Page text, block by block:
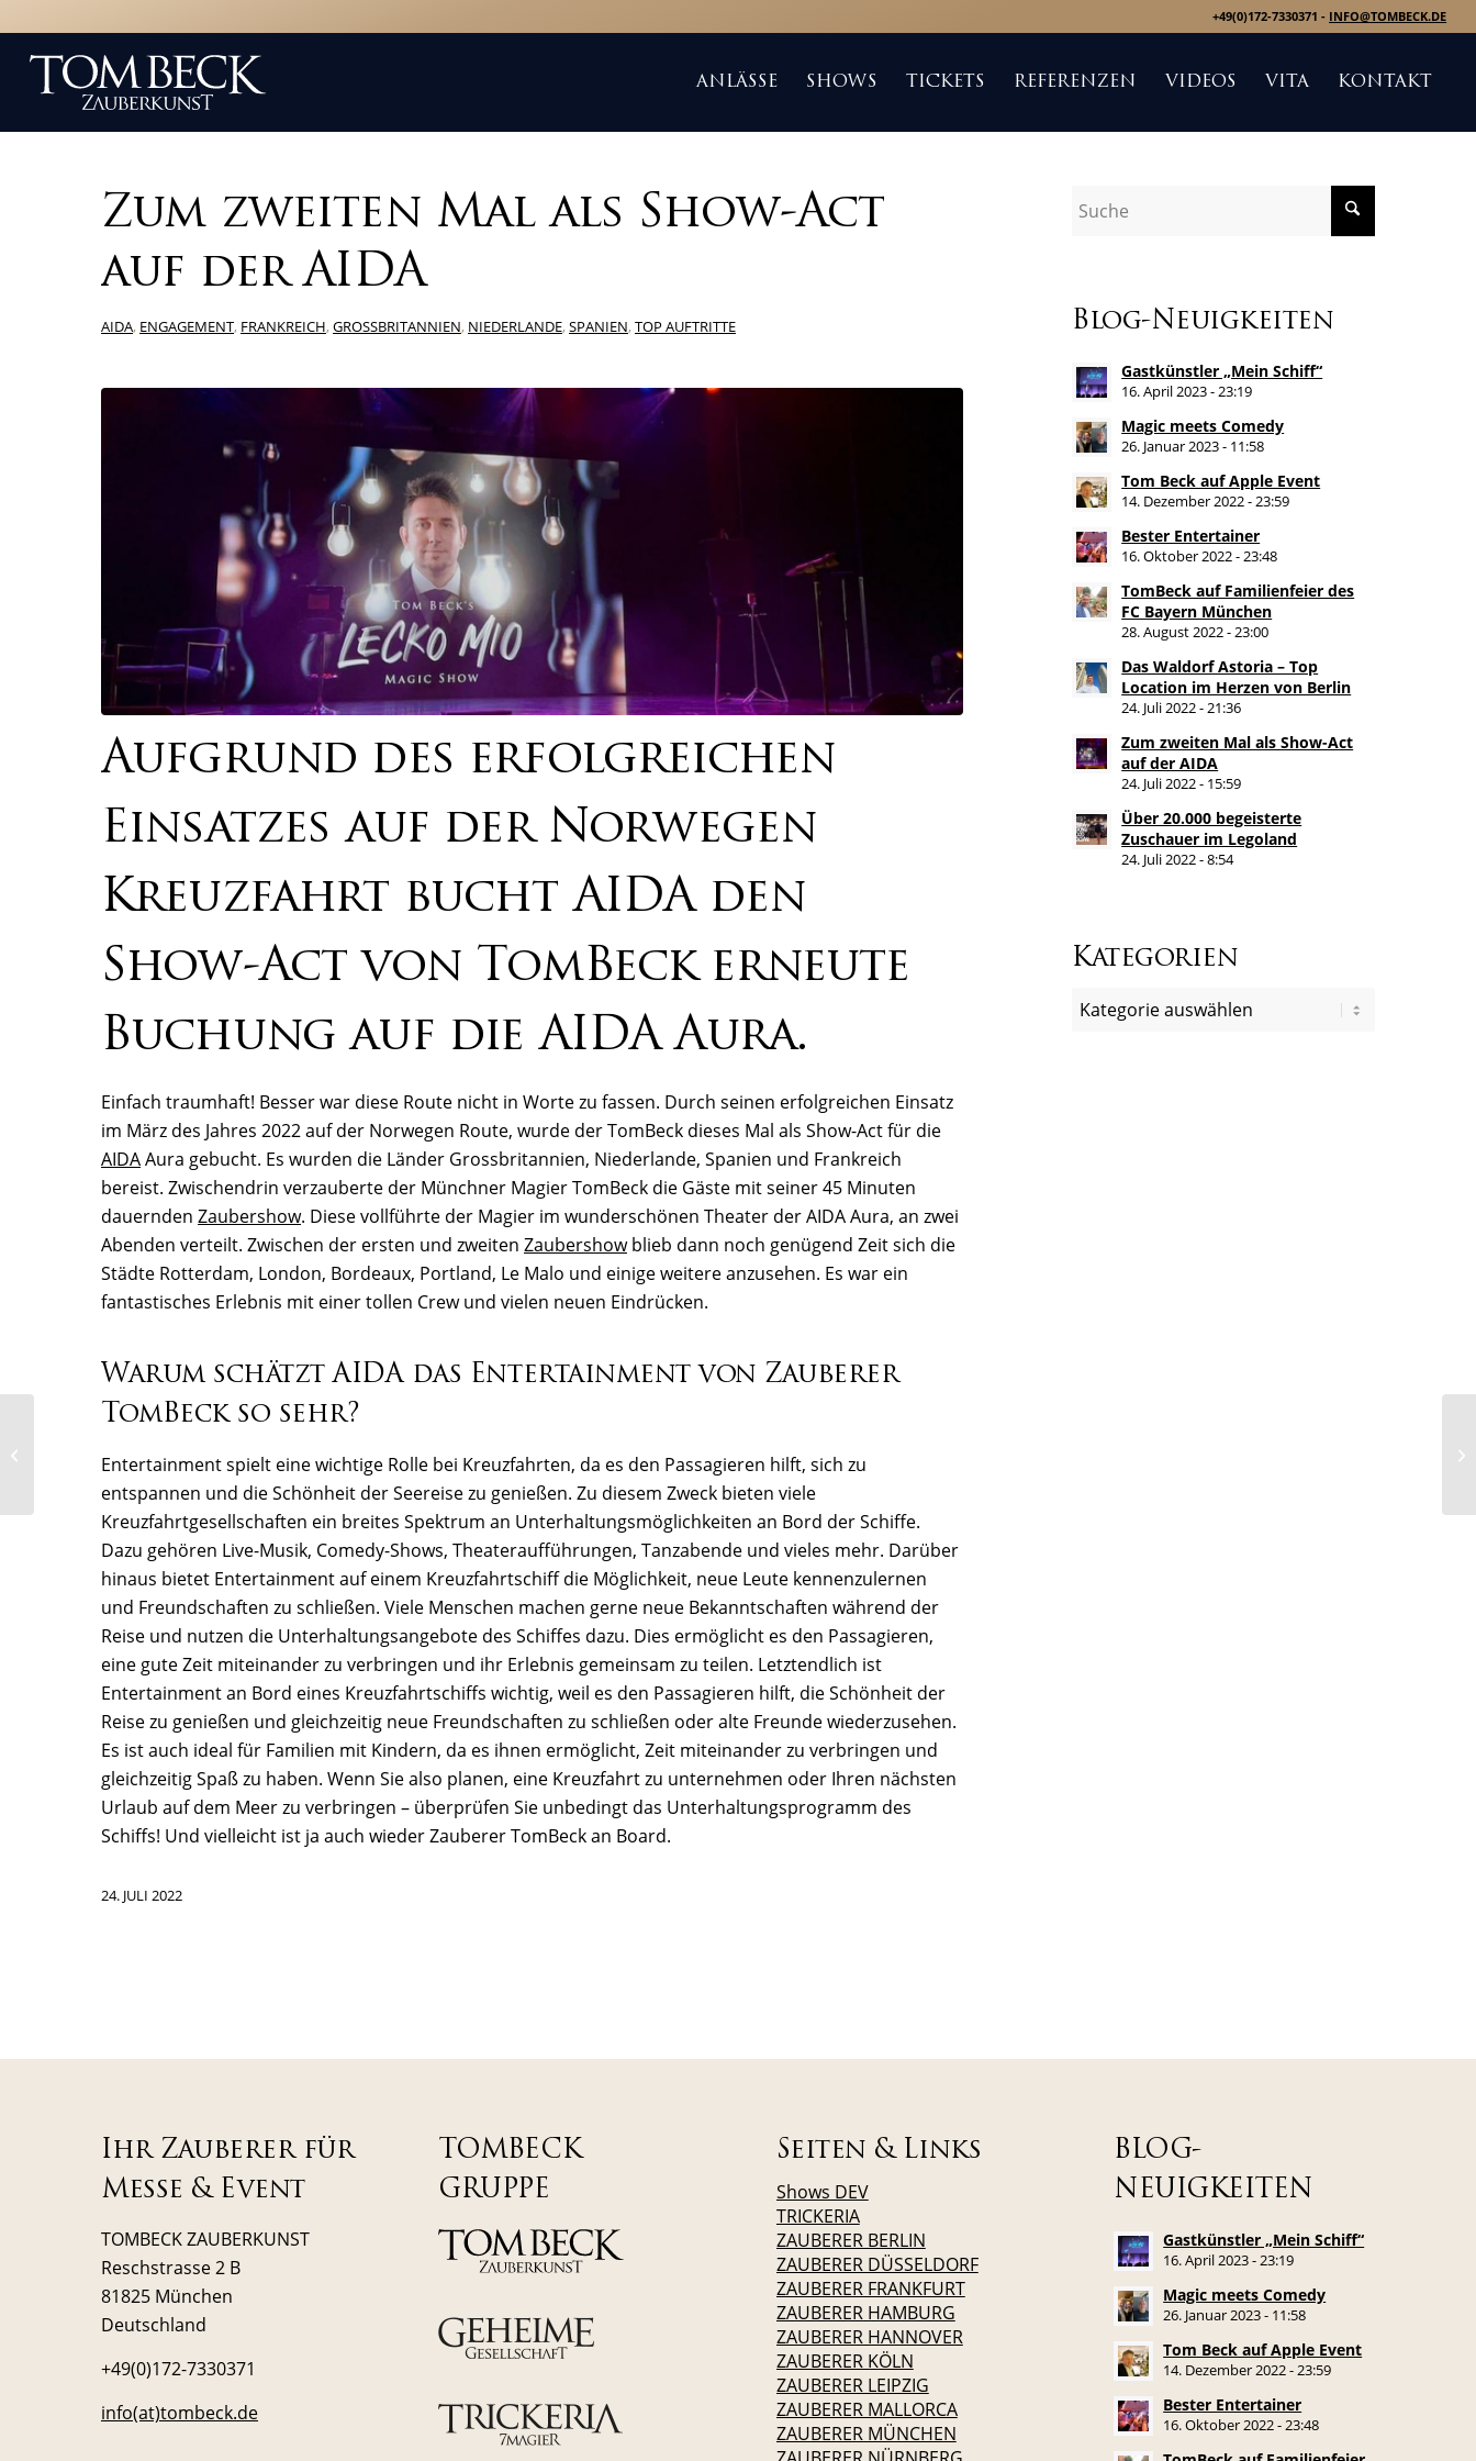
+49(0)172-7330371 - INFO@TOMBECK.DE
ANLÄSSE SHOWS TICKETS REFERENZEN VIDEOS VITA KONTAKT
Zum zweiten Mal als Show-Act
auf der AIDA
AIDA, ENGAGEMENT, FRANKREICH,GROSSBRITANNIEN, NIEDERLANDE,SPANIEN,TOP AUFTRITTE
Aufgrund des erfolgreichen
Einsatzes auf der Norwegen
Kreuzfahrt bucht AIDA den
Show-Act von TomBeck erneute
Buchung auf die AIDA Aura.
Einfach traumhaft! Besser war diese Route nicht in Worte zu fassen. Durch seinen erfolgreichen Einsatz
im März des Jahres 2022 auf der Norwegen Route, wurde der TomBeck dieses Mal als Show-Act für die
AIDAAura gebucht. Es wurden die Länder Grossbritannien, Niederlande, Spanien und Frankreich
bereist. Zwischendrin verzauberte der Münchner Magier TomBeck die Gäste mit seiner 45 Minuten
dauernden Zaubershow. Diese vollführte der Magier im wunderschönen Theater der AIDA Aura, an zwei
Abenden verteilt. Zwischen der ersten und zweiten Zaubershowblieb dann noch genügend Zeit sich die
Städte Rotterdam, London, Bordeaux, Portland, Le Malo und einige weitere anzusehen. Es war ein
fantastisches Erlebnis mit einer tollen Crew und vielen neuen Eindrücken.
Warum schätzt AIDA das Entertainment von Zauberer
TomBeck so sehr?
Entertainment spielt eine wichtige Rolle bei Kreuzfahrten, da es den Passagieren hilft, sich zu
entspannen und die Schönheit der Seereise zu genießen. Zu diesem Zweck bieten viele
Kreuzfahrtgesellschaften ein breites Spektrum an Unterhaltungsmöglichkeiten an Bord der Schiffe.
Dazu gehören Live-Musik, Comedy-Shows, Theateraufführungen, Tanzabende und vieles mehr. Darüber
hinaus bietet Entertainment auf einem Kreuzfahrtschiff die Möglichkeit, neue Leute kennenzulernen
und Freundschaften zu schließen. Viele Menschen machen gerne neue Bekanntschaften während der
Reise und nutzen die Unterhaltungsangebote des Schiffes dazu. Dies ermöglicht es den Passagieren,
eine gute Zeit miteinander zu verbringen und ihr Erlebnis gemeinsam zu teilen. Letztendlich ist
Entertainment an Bord eines Kreuzfahrtschiffs wichtig, weil es den Passagieren hilft, die Schönheit der
Reise zu genießen und gleichzeitig neue Freundschaften zu schließen oder alte Freunde wiederzusehen.
Es ist auch ideal für Familien mit Kindern, da es ihnen ermöglicht, Zeit miteinander zu verbringen und
gleichzeitig Spaß zu haben. Wenn Sie also planen, eine Kreuzfahrt zu unternehmen oder Ihren nächsten
Urlaub auf dem Meer zu verbringen – überprüfen Sie unbedingt das Unterhaltungsprogramm des
Schiffs! Und vielleicht ist ja auch wieder Zauberer TomBeck an Board.
24. JULI 2022
Blog-Neuigkeiten
Gastkünstler „Mein Schiff“
16. April 2023 - 23:19
Magic meets Comedy
26. Januar 2023 - 11:58
Tom Beck auf Apple Event
14. Dezember 2022 - 23:59
Bester Entertainer
16. Oktober 2022 - 23:48
TomBeck auf Familienfeier des
FC Bayern München
28. August 2022 - 23:00
Das Waldorf Astoria – Top
Location im Herzen von Berlin
24. Juli 2022 - 21:36
Zum zweiten Mal als Show-Act
auf der AIDA
24. Juli 2022 - 15:59
Über 20.000 begeisterte
Zuschauer im Legoland
24. Juli 2022 - 8:54
Kategorien
Ihr Zauberer für
Messe & Event
TOMBECK ZAUBERKUNST
Reschstrasse 2 B
81825 München
Deutschland
+49(0)172-7330371
info(at)tombeck.de
TOMBECK
GRUPPE
Seiten & Links
Shows DEV
TRICKERIA
ZAUBERER BERLIN
ZAUBERER DÜSSELDORF
ZAUBERER FRANKFURT
ZAUBERER HAMBURG
ZAUBERER HANNOVER
ZAUBERER KÖLN
ZAUBERER LEIPZIG
ZAUBERER MALLORCA
ZAUBERER MÜNCHEN
BLOG-
NEUIGKEITEN
Gastkünstler „Mein Schiff“
16. April 2023 - 23:19
Magic meets Comedy
26. Januar 2023 - 11:58
Tom Beck auf Apple Event
14. Dezember 2022 - 23:59
Bester Entertainer
16. Oktober 2022 - 23:48
Zuschauer im Legoland